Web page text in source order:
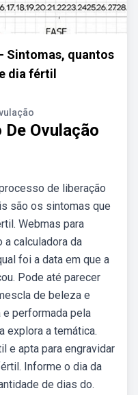
Sintomas, quantos
dia fértil
De Ovulação
de liberação
são os sintomas que
Webmas para
a calculadora da
foi a data em que a
Pode até parecer
de beleza e
e performada pela
explora a temática.
e apta para engravidar
Informe o dia da
de dias do.